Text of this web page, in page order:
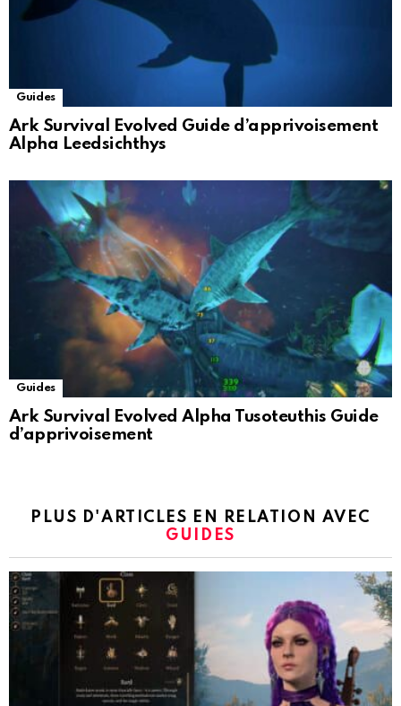
Guides
Ark Survival Evolved Guide d’apprivoisement
Alpha Leedsichthys
Guides
Ark Survival Evolved Alpha Tusoteuthis Guide
d’apprivoisement
PLUS D'ARTICLES EN RELATION AVEC
GUIDES